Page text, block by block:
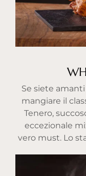
Se siete
mangiare il
Tenero,
eccezionale
vero must. Lo